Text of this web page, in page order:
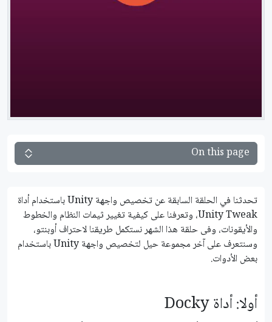
On this page
تحدثنا في الحلقة السابقة عن تخصيص واجهة Unity باستخدام أداة
Unity Tweak، وتعرفنا على كيفية تغيير ثيمات النظام والخطوط
والأيقونات، وفى حلقة هذا الشهر نستكمل طريقنا لاحتراف أوبنتو،
وسنتعرف على آخر مجموعة حيل لتخصيص واجهة Unity باستخدام
بعض الأدوات.
أولا: أداة Docky